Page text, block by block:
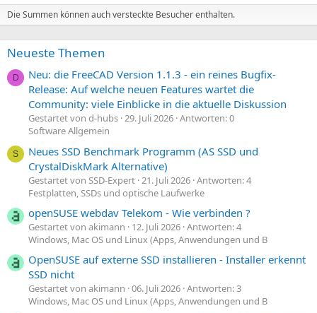
Die Summen können auch versteckte Besucher enthalten.
Neueste Themen
D
Neu: die FreeCAD Version 1.1.3 - ein reines Bugfix-
Release: Auf welche neuen Features wartet die
Community: viele Einblicke in die aktuelle Diskussion
Gestartet von d-hubs 29. Juli 2026 Antworten: 0
Software Allgemein
S
Neues SSD Benchmark Programm (AS SSD und
CrystalDiskMark Alternative)
Gestartet von SSD-Expert 21. Juli 2026 Antworten: 4
Festplatten, SSDs und optische Laufwerke
openSUSE webdav Telekom - Wie verbinden ?
Gestartet von akimann 12. Juli 2026 Antworten: 4
Windows, Mac OS und Linux (Apps, Anwendungen und B
OpenSUSE auf externe SSD installieren - Installer erkennt
SSD nicht
Gestartet von akimann 06. Juli 2026 Antworten: 3
Windows, Mac OS und Linux (Apps, Anwendungen und B